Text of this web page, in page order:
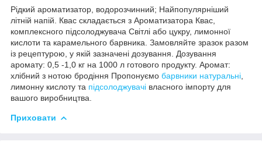
Рідкий ароматизатор, водорозчинний; Найпопулярніший
літній напій. Квас складається з Ароматизатора Квас,
комплексного підсолоджувача Світлі або цукру, лимонної
кислоти та карамельного барвника. Замовляйте зразок разом
із рецептурою, у якій зазначені дозування. Дозування
аромату: 0,5 -1,0 кг на 1000 л готового продукту. Аромат:
хлібний з нотою бродіння Пропонуємо барвники натуральні
лимонну кислоту та підсолоджувачі власного імпорту для
вашого виробництва.
Приховати